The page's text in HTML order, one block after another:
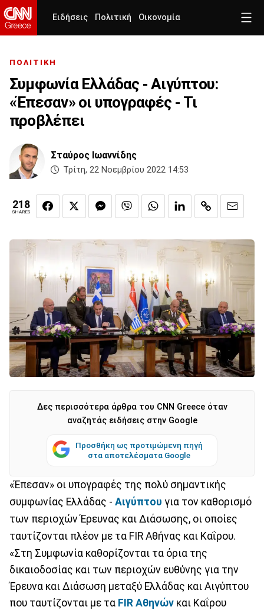
Ειδήσεις Πολιτική Οικονομία
ΠΟΛΙΤΙΚΗ
Συμφωνία Ελλάδας - Αιγύπτου:
«Έπεσαν» οι υπογραφές - Τι
προβλέπει
Σταύρος Ιωαννίδης
Τρίτη, 22 Νοεμβρίου 2022 14:53
218
SHARES
Δες περισσότερα άρθρα του CNN Greece όταν
αναζητάς ειδήσεις στην Google
Προσθήκη ως προτιμώμενη πηγή
στα αποτελέσματα Google
«Έπεσαν» οι υπογραφές της πολύ σημαντικής
συμφωνίας Ελλάδας - Αιγύπτου για τον καθορισμό
των περιοχών Έρευνας και Διάσωσης, οι οποίες
ταυτίζονται πλέον με τα FIR Αθήνας και Καΐρου.
«Στη Συμφωνία καθορίζονται τα όρια της
δικαιοδοσίας και των περιοχών ευθύνης για την
Έρευνα και Διάσωση μεταξύ Ελλάδας και Αιγύπτου
που ταυτίζονται με τα FIR Αθηνών και Καΐρου